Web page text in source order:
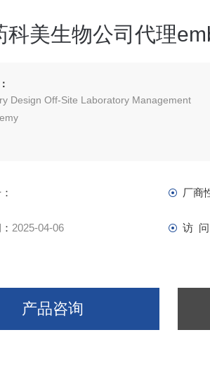
科美生物公司代理
Design Off-Site Laboratory Management
厂商
2025-04-06 访 问
产品咨询